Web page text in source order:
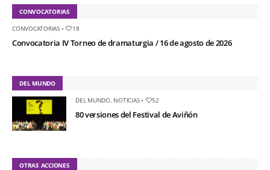
CONVOCATORIAS
CONVOCATORIAS• 18
Convocatoria IV Torneo de dramaturgia / 16 de agosto de 2026
DEL MUNDO
DEL MUNDO, NOTICIAS• 52
80 versiones del Festival de Aviñón
OTRAS ACCIONES